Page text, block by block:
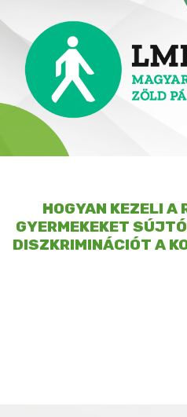
HOGYAN KEZELI A
GYERMEKEKET
DISZKRIMINÁCIÓT A